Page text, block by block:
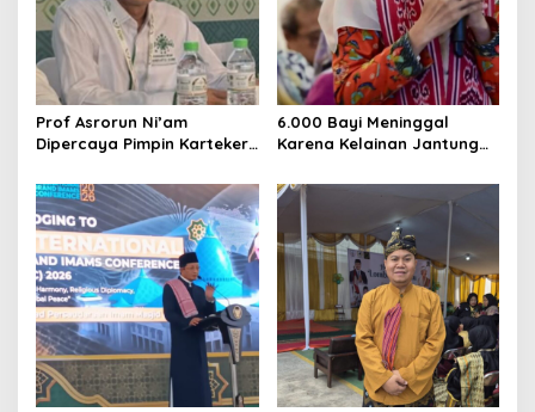
Prof Asrorun Ni’am
Dipercaya Pimpin Karteker
Regenerasi Kepemimpinan
NU
6.000 Bayi Meninggal
Karena Kelainan Jantung
Pemerataan Operasi
Jantung Anak